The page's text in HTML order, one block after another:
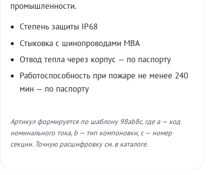
промышленности.
Степень защиты IP68
Стыковка с шинопроводами МВА
Отвод тепла через корпус — по паспорту
Работоспособность при пожаре не менее 240
мин — по паспорту
Артикул формируется по шаблону 98ab8c, где a — код
номинального тока, b — тип компоновки, c — номер
секции. Точную расшифровку см. в каталоге.